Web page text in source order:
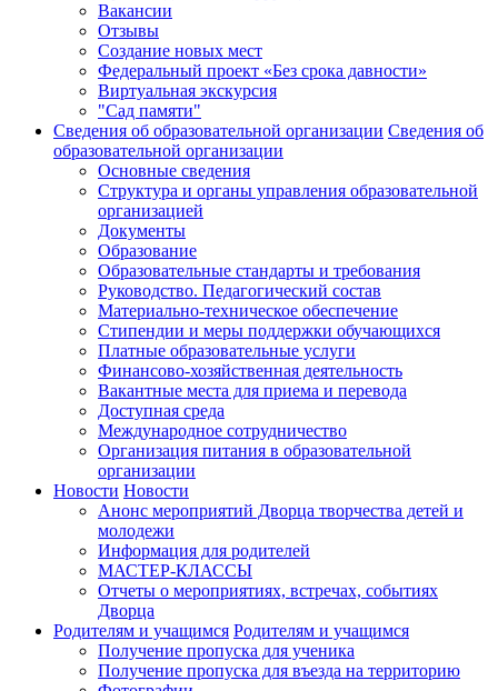
Вакансии
Отзывы
Создание новых мест
Федеральный проект «Без срока давности»
Виртуальная экскурсия
"Сад памяти"
Сведения об образовательной организации Сведения об
образовательной организации
Основные сведения
Структура и органы управления образовательной
организацией
Документы
Образование
Образовательные стандарты и требования
Руководство. Педагогический состав
Материально-техническое обеспечение
Стипендии и меры поддержки обучающихся
Платные образовательные услуги
Финансово-хозяйственная деятельность
Вакантные места для приема и перевода
Доступная среда
Международное сотрудничество
Организация питания в образовательной
организации
Новости Новости
Анонс мероприятий Дворца творчества детей и
молодежи
Информация для родителей
МАСТЕР-КЛАССЫ
Отчеты о мероприятиях, встречах, событиях
Дворца
Родителям и учащимся Родителям и учащимся
Получение пропуска для ученика
Получение пропуска для въезда на территорию